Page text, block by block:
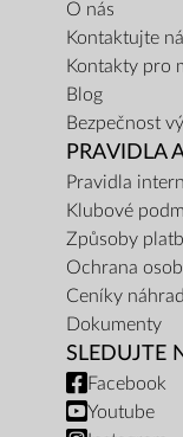
O nás
Kontaktujte
Kontakty pro
Blog
Bezpečnost
PRAVIDLA
Pravidla
Klubové
Způsoby
Ochrana
Ceníky
Dokumenty
SLEDUJTE
Facebook
Youtube